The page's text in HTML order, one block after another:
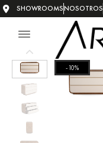
SHOWROOMSNOSOTROS
-10%